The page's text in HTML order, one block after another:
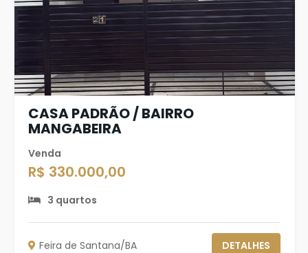
CASA PADRÃO / BAIRRO
MANGABEIRA
Venda
R$ 330.000,00
3 quartos
Feira de Santana/BA DETALHES